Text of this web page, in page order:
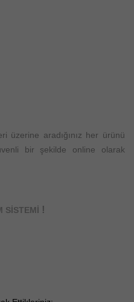
üzerine aradığınız her ürünü
bir şekilde online olarak
SİSTEMİ !